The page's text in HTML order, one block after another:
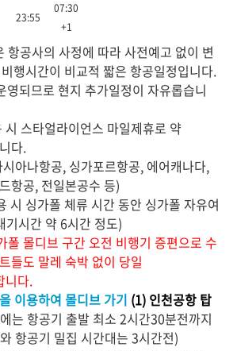
23:55
07:30
+1
항공사의 사정에 따라 사전예고 없이 변
행시간이 비교적 짧은 항공일정입니다.
영되므로 현지 추가일정이 자유롭습니
스타얼라이언스 마일제휴로 약
다.
아나항공, 싱가포르항공, 에어캐나다,
항공, 전일본공수 등)
시 싱가폴 체류 시간 동안 싱가폴 자유여
기시간 약 6시간 정도)
폴 몰디브 구간 오전 비행기 증편으로 수
들도 말레 숙박 없이 당일
니다.
이용하여 몰디브 가기 (1) 인천공항 탑
는 항공기 출발 최소 2시간30분전까지
항공기 밀집 시간대는 3시간전)